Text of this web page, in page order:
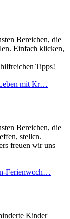
Bereichen, die
Einfach klicken,
Tipps!
mit Kr…
Bereichen, die
stellen.
freuen wir uns
Ferienwoch…
Kinder